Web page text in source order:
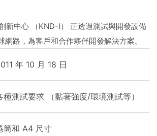
新中心 （KND-I） 正透過測試與開發設備
網路，為客戶和合作夥伴開發解決方案。
年 10 月 18 日
種測試要求 （黏著強度/環境測試等）
筒和 A4 尺寸